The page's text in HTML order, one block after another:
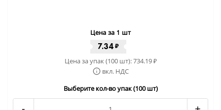
Цена за 1 шт
7.34 ₽
Цена за упак (100 шт):734.19₽
вкл. НДС
Выберите кол-во упак (100 шт)